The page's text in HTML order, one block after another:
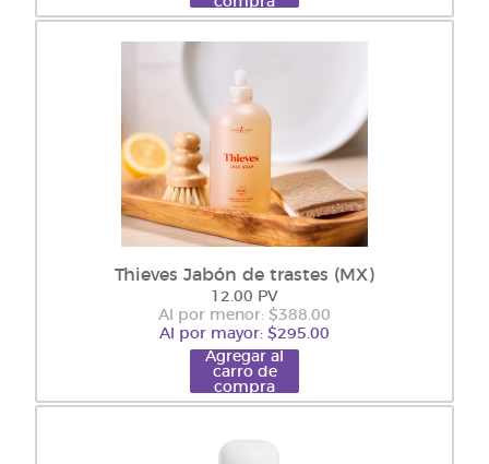
Thieves Jabón de trastes (MX)
12.00 PV
Al por menor: $388.00
Al por mayor: $295.00
Agregar al
carro de
compra